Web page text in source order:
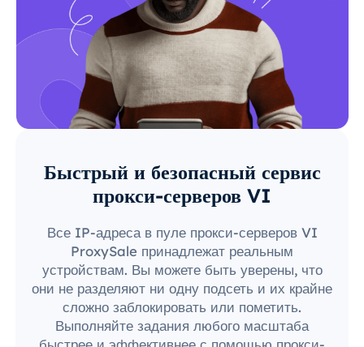
Быстрый и безопасный сервис
прокси-серверов VI
Все IP-адреса в пуле прокси-серверов VI
ProxySale принадлежат реальным
устройствам. Вы можете быть уверены, что
они не разделяют ни одну подсеть и их крайне
сложно заблокировать или пометить.
Выполняйте задания любого масштаба